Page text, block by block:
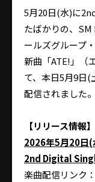
5月20日(水)に
たばかりの、
ールズグループ
新曲「ATE!」（
て、本日5月9日
配信されました。
【リリース情報】
2026年5月20日(
2nd Digital
楽曲配信リンク：